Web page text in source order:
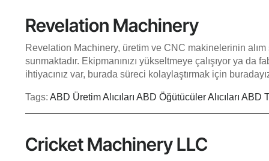
Revelation Machinery
Revelation Machinery, üretim ve CNC makinelerinin alım
sunmaktadır. Ekipmanınızı yükseltmeye çalışıyor ya da
ihtiyacınız var, burada süreci kolaylaştırmak için
Tags: ABD Üretim Alıcıları ABD Öğütücüler Alıcıları ABD
Cricket Machinery LLC